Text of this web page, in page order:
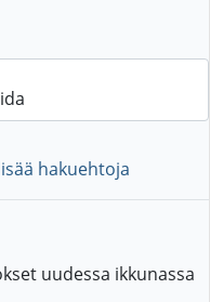
hakuehtoja
uudessa ikkunassa